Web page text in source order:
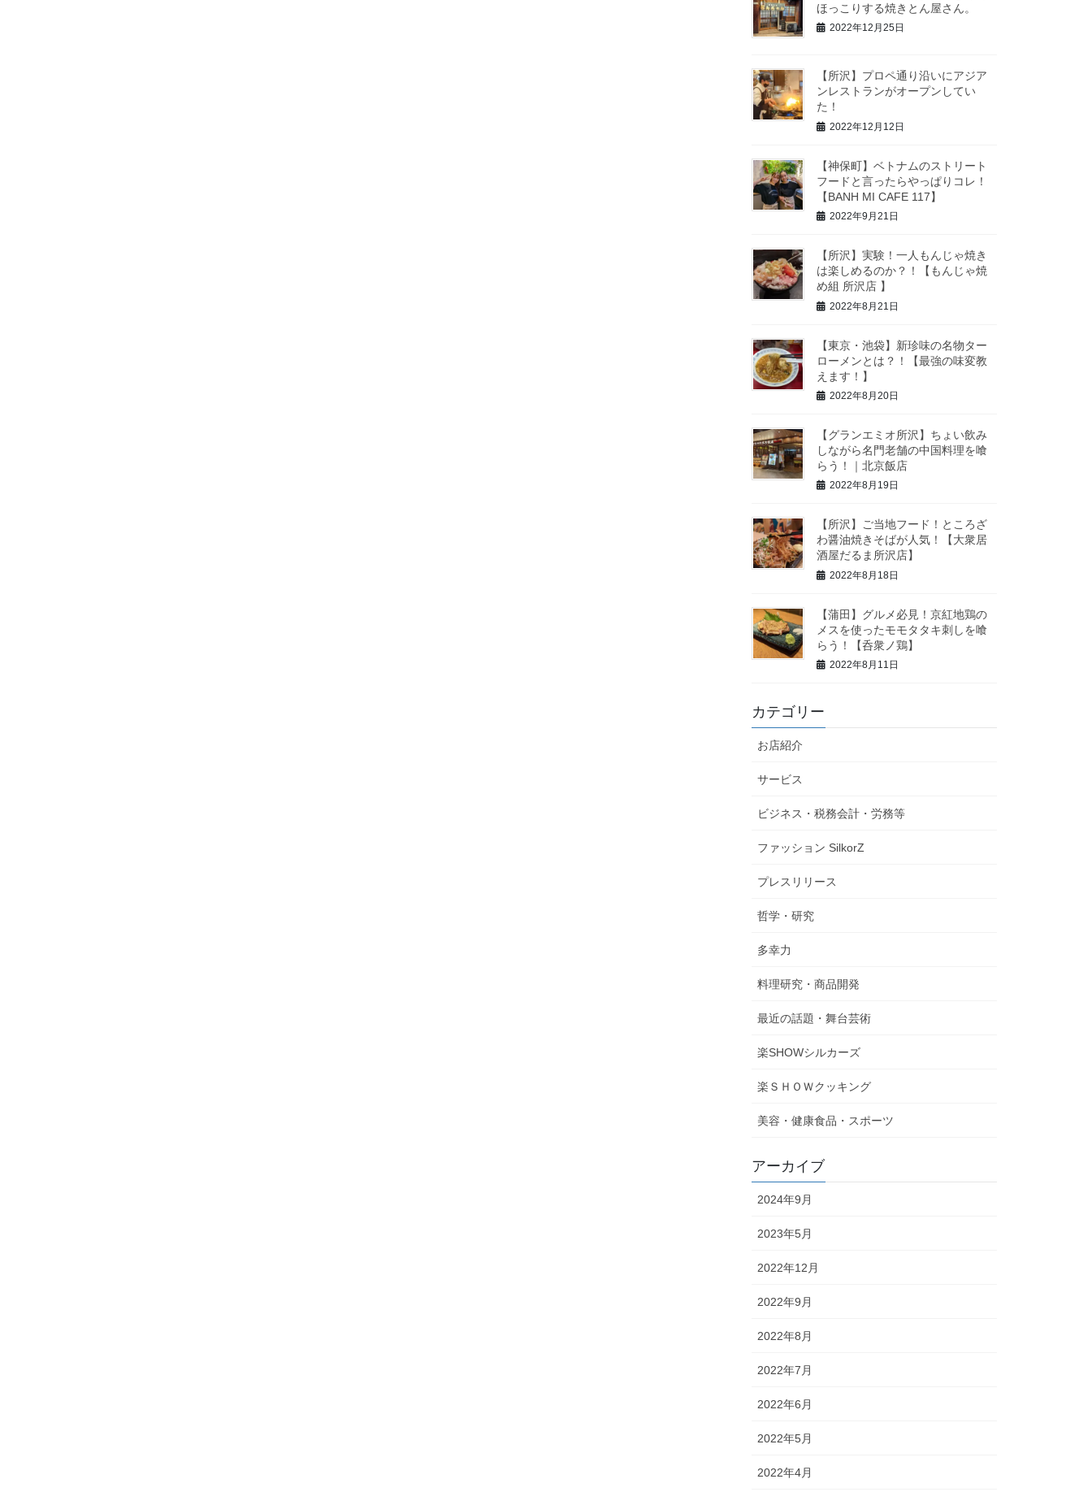
ほっこりする焼きとん屋さん。
2022年12月25日
【所沢】プロペ通り沿いにアジア
ンレストランがオープンしてい
た！
2022年12月12日
【神保町】ベトナムのストリート
フードと言ったらやっぱりコレ！
【BANH MI CAFE 117】
2022年9月21日
【所沢】実験！一人もんじゃ焼き
は楽しめるのか？！【もんじゃ焼
め組 所沢店 】
2022年8月21日
【東京・池袋】新珍味の名物ター
ローメンとは？！【最強の味変教
えます！】
2022年8月20日
【グランエミオ所沢】ちょい飲み
しながら名門老舗の中国料理を喰
らう！｜北京飯店
2022年8月19日
【所沢】ご当地フード！ところざ
わ醤油焼きそばが人気！【大衆居
酒屋だるま所沢店】
2022年8月18日
【蒲田】グルメ必見！京紅地鶏の
メスを使ったモモタタキ刺しを喰
らう！【呑衆ノ鶏】
2022年8月11日
カテゴリー
お店紹介
サービス
ビジネス・税務会計・労務等
ファッション SilkorZ
プレスリリース
哲学・研究
多幸力
料理研究・商品開発
最近の話題・舞台芸術
楽SHOWシルカーズ
楽ＳＨＯＷクッキング
美容・健康食品・スポーツ
アーカイブ
2024年9月
2023年5月
2022年12月
2022年9月
2022年8月
2022年7月
2022年6月
2022年5月
2022年4月